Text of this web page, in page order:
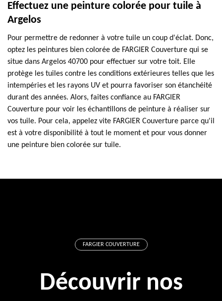
Effectuez une peinture colorée pour tuile à
Argelos
Pour permettre de redonner à votre tuile un coup d'éclat. Donc,
optez les peintures bien colorée de FARGIER Couverture qui se
situe dans Argelos 40700 pour effectuer sur votre toit. Elle
protège les tuiles contre les conditions extérieures telles que les
intempéries et les rayons UV et pourra favoriser son étanchéité
durant des années. Alors, faites confiance au FARGIER
Couverture pour voir les échantillons de peinture à réaliser sur
vos tuile. Pour cela, appelez vite FARGIER Couverture parce qu'il
est à votre disponibilité à tout le moment et pour vous donner
une peinture bien colorée sur tuile.
FARGIER COUVERTURE
Découvrir nos